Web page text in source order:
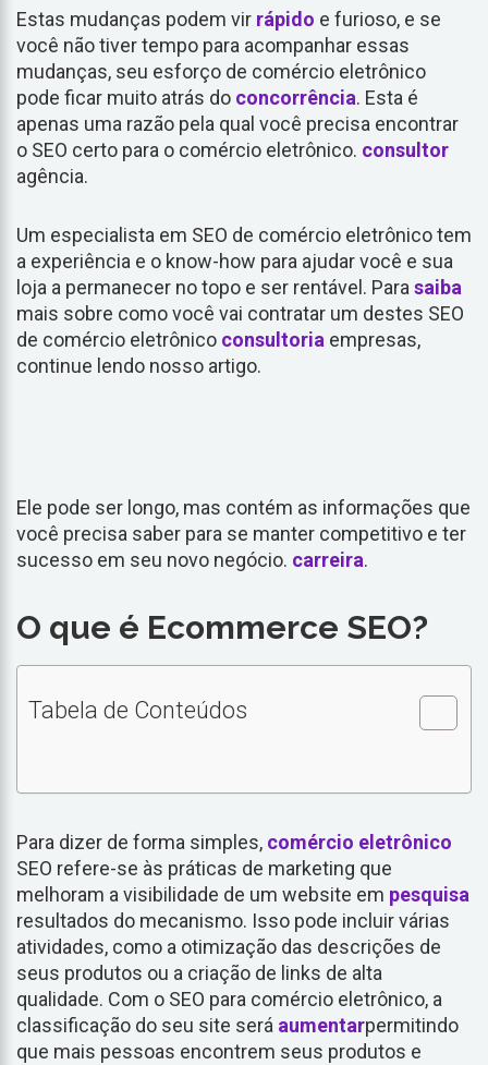
Estas mudanças podem vir rápido e furioso, e se
você não tiver tempo para acompanhar essas
mudanças, seu esforço de comércio eletrônico
pode ficar muito atrás do concorrência. Esta é
apenas uma razão pela qual você precisa encontrar
o SEO certo para o comércio eletrônico. consultor
agência.
Um especialista em SEO de comércio eletrônico tem
a experiência e o know-how para ajudar você e sua
loja a permanecer no topo e ser rentável. Parasaiba
mais sobre como você vai contratar um destes SEO
de comércio eletrônico consultoria empresas,
continue lendo nosso artigo.
Ele pode ser longo, mas contém as informações que
você precisa saber para se manter competitivo e ter
sucesso em seu novo negócio. carreira.
O que é Ecommerce SEO?
Tabela de Conteúdos
Para dizer de forma simples, comércio eletrônico
SEO refere-se às práticas de marketing que
melhoram a visibilidade de um website em pesquisa
resultados do mecanismo. Isso pode incluir várias
atividades, como a otimização das descrições de
seus produtos ou a criação de links de alta
qualidade. Com o SEO para comércio eletrônico, a
classificação do seu site será aumentarpermitindo
que mais pessoas encontrem seus produtos e